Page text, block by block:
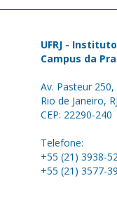
UFRJ -
Campus da
Av. Pasteur
Rio de Janeiro,
CEP: 22290-240
Telefone:
+55 (21) 3938-
+55 (21) 3577-